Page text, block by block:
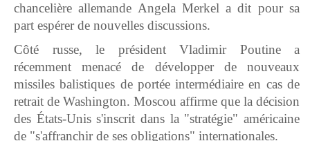
chancelière allemande Angela Merkel a dit pour sa
part espérer de nouvelles discussions.
Côté russe, le président Vladimir Poutine a
récemment menacé de développer de nouveaux
missiles balistiques de portée intermédiaire en cas de
retrait de Washington. Moscou affirme que la décision
des États-Unis s'inscrit dans la "stratégie" américaine
de "s'affranchir de ses obligations" internationales.